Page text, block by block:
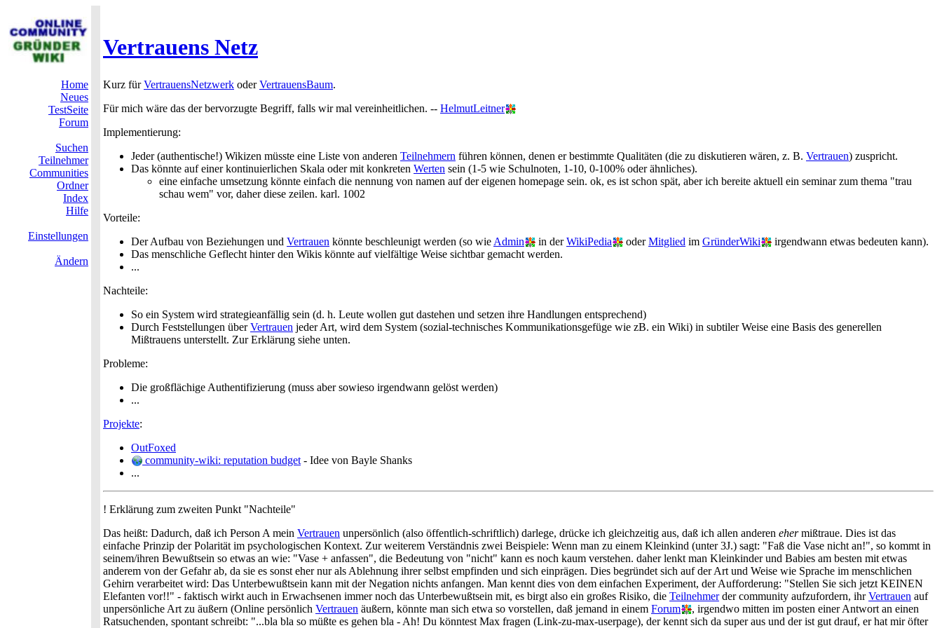
Vertrauens Netz
Home
Neues
TestSeite
Forum
Suchen
Teilnehmer
Communities
Ordner
Index
Hilfe
Einstellungen
Ändern
Kurz fürVertrauensNetzwerk oderVertrauensBaum.
Für mich wäre das der bervorzugte Begriff, falls wir mal vereinheitlichen. -- HelmutLeitner
Implementierung:
Jeder (authentische!) Wikizen müsste eine Liste von anderen Teilnehmern führen können, denen er bestimmte Qualitäten (die zu diskutieren wären, z. B. Vertrauen) zuspricht.
Das könnte auf einer kontinuierlichen Skala oder mit konkreten Werten sein (1-5 wie Schulnoten, 1-10, 0-100% oder ähnliches).
eine einfache umsetzung könnte einfach die nennung von namen auf der eigenen homepage sein. ok, es ist schon spät, aber ich bereite aktuell ein seminar zum thema "trau
schau wem" vor, daher diese zeilen. karl. 1002
Vorteile:
Der Aufbau von Beziehungen und Vertrauen könnte beschleunigt werden (so wie Admin in derWikiPedia oderMitglied im GründerWiki
irgendwann etwas bedeuten kann).
Das menschliche Geflecht hinter den Wikis könnte auf vielfältige Weise sichtbar gemacht werden.
...
Nachteile:
So ein System wird strategieanfällig sein (d. h. Leute wollen gut dastehen und setzen ihre Handlungen entsprechend)
Durch Feststellungen überVertrauen jeder Art, wird dem System (sozial-technisches Kommunikationsgefüge wie zB. ein Wiki) in subtiler Weise eine Basis des generellen
Mißtrauens unterstellt. Zur Erklärung siehe unten.
Probleme:
Die großflächige Authentifizierung (muss aber sowieso irgendwann gelöst werden)
...
Projekte:
OutFoxed
community-wiki: reputation budget - Idee von Bayle Shanks
...
! Erklärung zum zweiten Punkt "Nachteile"
Das heißt: Dadurch, daß ich Person A mein Vertrauen unpersönlich (also öffentlich-schriftlich) darlege, drücke ich gleichzeitig aus, daß ich allen anderen ehermißtraue. Dies ist das
einfache Prinzip der Polarität im psychologischen Kontext. Zur weiterem Verständnis zwei Beispiele: Wenn man zu einem Kleinkind (unter 3J.) sagt: "Faß die Vase nicht an!", so kommt in
seinem/ihren Bewußtsein so etwas an wie: "Vase + anfassen", die Bedeutung von "nicht" kann es noch kaum verstehen. daher lenkt man Kleinkinder und Babies am besten mit etwas
anderem von der Gefahr ab, da sie es sonst eher nur als Ablehnung ihrer selbst empfinden und sich einprägen. Dies begründet sich auf der Art und Weise wie Sprache im menschlichen
Gehirn verarbeitet wird: Das Unterbewußtsein kann mit der Negation nichts anfangen. Man kennt dies von dem einfachen Experiment, der Aufforderung: "Stellen Sie sich jetzt KEINEN
Elefanten vor!!" - faktisch wirkt auch in Erwachsenen immer noch das Unterbewußtsein mit, es birgt also ein großes Risiko, die Teilnehmerder community aufzufordern, ihrVertrauen auf
unpersönliche Art zu äußern (Online persönlich Vertrauen äußern, könnte man sich etwa so vorstellen, daß jemand in einem Forum
, irgendwo mitten im posten einer Antwort an einen
Ratsuchenden, spontant schreibt: "...bla bla so müßte es gehen bla - Ah! Du könntest Max fragen (Link-zu-max-userpage), der kennt sich da super aus und der ist gut drauf, er hat mir öfter